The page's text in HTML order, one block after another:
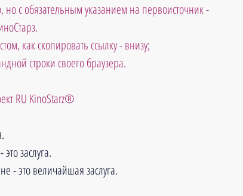
с обязательным указанием на первоисточник -
как скопировать ссылку - внизу;
командной строки своего браузера.
RU KinoStarz®
заслуга.
- это величайшая заслуга.